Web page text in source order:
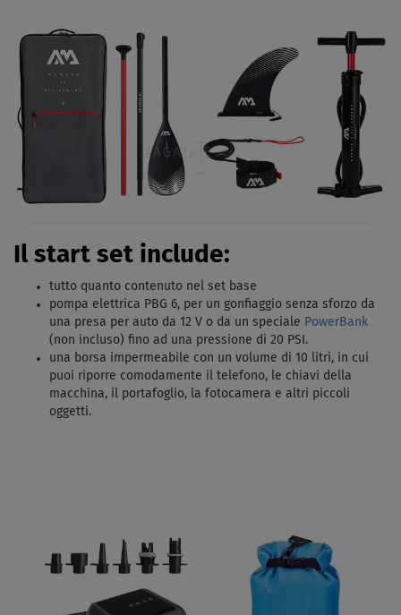
Il start set include:
tutto quanto contenuto nel set base
pompa elettrica PBG 6, per un gonfiaggio senza sforzo da
una presa per auto da 12 V o da un speciale PowerBank
(non incluso) fino ad una pressione di 20 PSI.
una borsa impermeabile con un volume di 10 litri, in cui
puoi riporre comodamente il telefono, le chiavi della
macchina, il portafoglio, la fotocamera e altri piccoli
oggetti.